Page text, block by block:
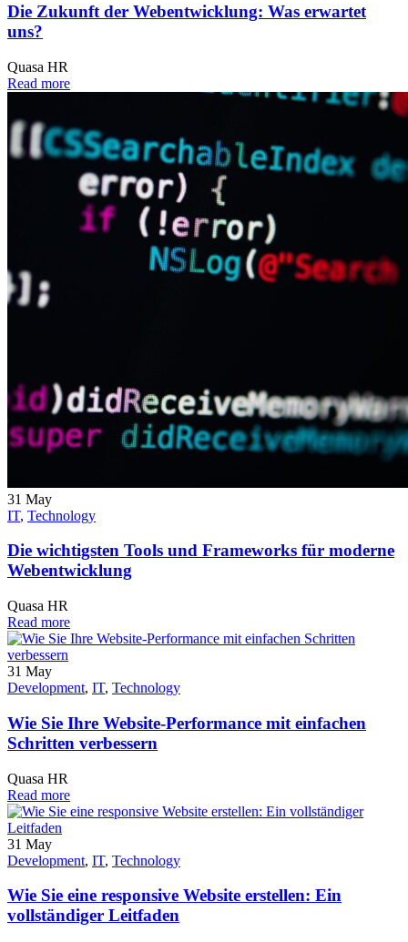
Die Zukunft der Webentwicklung: Was erwartet
uns?
Quasa HR
Read more
31 May
IT, Technology
Die wichtigsten Tools und Frameworks für moderne
Webentwicklung
Quasa HR
Read more
31 May
Development, IT, Technology
Wie Sie Ihre Website-Performance mit einfachen
Schritten verbessern
Quasa HR
Read more
31 May
Development, IT, Technology
Wie Sie eine responsive Website erstellen: Ein
vollständiger Leitfaden